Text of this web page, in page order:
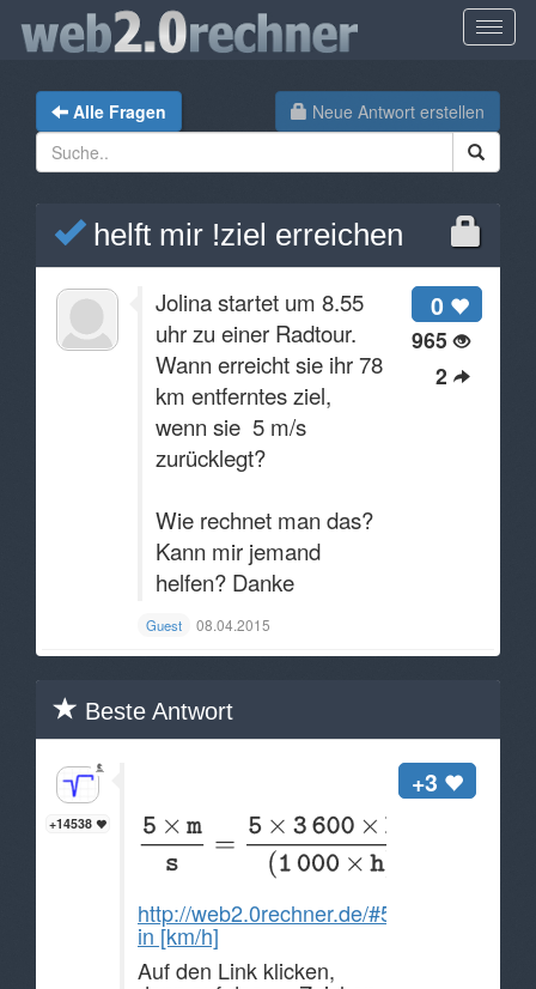
Neue Antwort erstellen
Alle Fragen
helft mir !ziel erreichen
0
965
2
Jolina startet um 8.55
uhr zu einer Radtour.
Wann erreicht sie ihr 78
km entferntes ziel,
wenn sie 5 m/s
zurücklegt?
Wie rechnet man das?
Kann mir jemand
helfen? Danke
Guest 08.04.2015
Beste Antwort
+14538
+3
http://web2.0rechner.de/#5[m/s]
in [km/h]
Auf den Link klicken,